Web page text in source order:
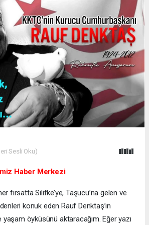
Sesli Oku)
Haber Merkezi
fırsatta Silifke’ye, Taşucu’na gelen ve
konuk eden Rauf Denktaş’ın
öyküsünü aktaracağım. Eğer yazı